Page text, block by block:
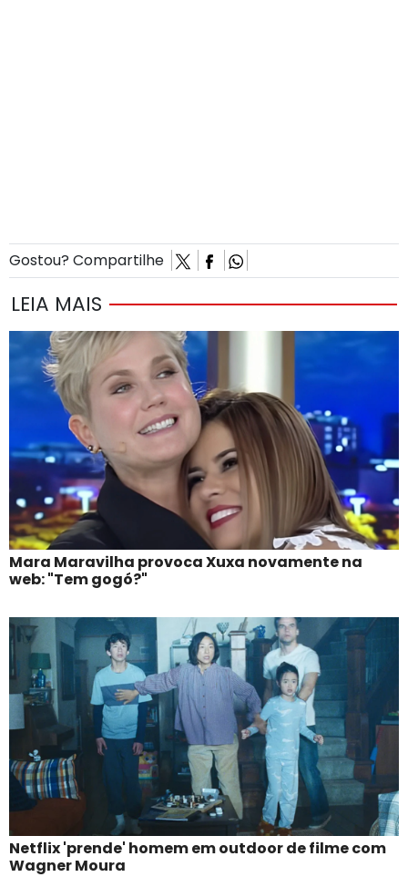
Gostou? Compartilhe
LEIA MAIS
Mara Maravilha provoca Xuxa novamente na
web: "Tem gogó?"
Netflix 'prende' homem em outdoor de filme com
Wagner Moura